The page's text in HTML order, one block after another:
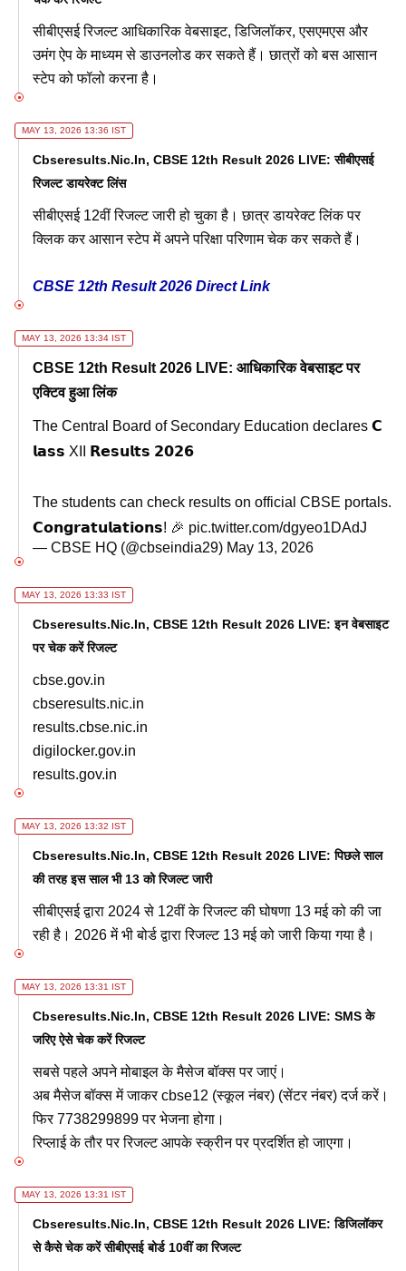
सीबीएसई रिजल्ट आधिकारिक वेबसाइट, डिजिलॉकर, एसएमएस और
उमंग ऐप के माध्यम से डाउनलोड कर सकते हैं। छात्रों को बस आसान
स्टेप को फॉलो करना है।
MAY 13, 2026 13:36 IST
Cbseresults.nic.in, CBSE 12th Result 2026 LIVE: सीबीएसई
रिजल्ट डायरेक्ट लिंस
सीबीएसई 12वीं रिजल्ट जारी हो चुका है। छात्र डायरेक्ट लिंक पर
क्लिक कर आसान स्टेप में अपने परिक्षा परिणाम चेक कर सकते हैं।
CBSE 12th Result 2026 Direct Link
MAY 13, 2026 13:34 IST
CBSE 12th Result 2026 LIVE: आधिकारिक वेबसाइट पर
एक्टिव हुआ लिंक
The Central Board of Secondary Education declares 𝗖
𝗹𝗮𝘀𝘀 XII 𝗥𝗲𝘀𝘂𝗹𝘁𝘀 𝟮𝟬𝟮𝟲
The students can check results on official CBSE portals.
𝗖𝗼𝗻𝗴𝗿𝗮𝘁𝘂𝗹𝗮𝘁𝗶𝗼𝗻𝘀! 🎉 pic.twitter.com/dgyeo1DAdJ
— CBSE HQ (@cbseindia29) May 13, 2026
MAY 13, 2026 13:33 IST
Cbseresults.nic.in, CBSE 12th Result 2026 LIVE: इन वेबसाइट
पर चेक करें रिजल्ट
cbse.gov.in
cbseresults.nic.in
results.cbse.nic.in
digilocker.gov.in
results.gov.in
MAY 13, 2026 13:32 IST
Cbseresults.nic.in, CBSE 12th Result 2026 LIVE: पिछले साल
की तरह इस साल भी 13 को रिजल्ट जारी
सीबीएसई द्वारा 2024 से 12वीं के रिजल्ट की घोषणा 13 मई को की जा
रही है। 2026 में भी बोर्ड द्वारा रिजल्ट 13 मई को जारी किया गया है।
MAY 13, 2026 13:31 IST
Cbseresults.nic.in, CBSE 12th Result 2026 LIVE: SMS के
जरिए ऐसे चेक करें रिजल्ट
सबसे पहले अपने मोबाइल के मैसेज बॉक्स पर जाएं।
अब मैसेज बॉक्स में जाकर cbse12 (स्कूल नंबर) (सेंटर नंबर) दर्ज करें।
फिर 7738299899 पर भेजना होगा।
रिप्लाई के तौर पर रिजल्ट आपके स्क्रीन पर प्रदर्शित हो जाएगा।
MAY 13, 2026 13:31 IST
Cbseresults.nic.in, CBSE 12th Result 2026 LIVE: डिजिलॉकर
से कैसे चेक करें सीबीएसई बोर्ड 10वीं का रिजल्ट